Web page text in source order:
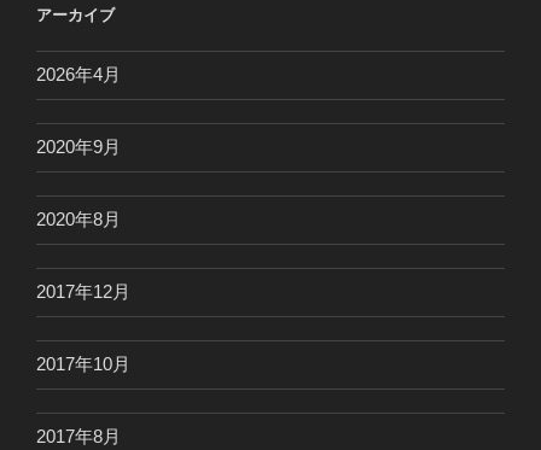
アーカイブ
2026年4月
2020年9月
2020年8月
2017年12月
2017年10月
2017年8月